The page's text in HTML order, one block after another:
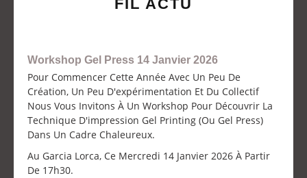
FIL ACTU
Workshop Gel Press 14 Janvier 2026
Pour Commencer Cette Année Avec Un Peu De
Création, Un Peu D'expérimentation Et Du Collectif
Nous Vous Invitons À Un Workshop Pour Découvrir La
Technique D'impression Gel Printing (ou Gel Press)
Dans Un Cadre Chaleureux.
Au Garcia Lorca, Ce Mercredi 14 Janvier 2026 À Partir
De 17h30.